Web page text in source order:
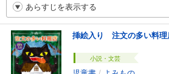
あらすじを表示する
挿絵入り 注文の多い料理
小説・文芸